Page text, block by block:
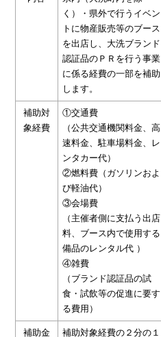
く）・県外で行うイベン
トに物産販売等のブース
を出店し、大洗ブランド
認証品のＰＲを行う事業
に係る経費の一部を補助
します。
補助対
象経費
①交通費
（公共交通機関料金、高
速料金、駐車場料金、レ
ンタカー代）
②燃料費（ガソリンおよ
び軽油代）
③会場費
（主催者側に支払う出店
料、ブース内で使用する
備品のレンタル代 ）
④雑費
（ブランド認証品の試
食・試飲等の促進に要す
る費用）
補助金
補助対象経費の２分の１